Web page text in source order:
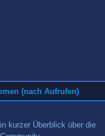
(nach Aufrufen)
kurzer Überblick über die